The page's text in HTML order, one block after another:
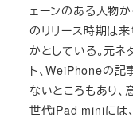
ェーンのある人物
のリリース時期は
かとしている。元
ト、WeiPhoneの記
ないところもあり
世代iPad miniには